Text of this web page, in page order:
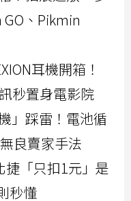
、Pikmin
耳機開箱！
秒置身電影院
」踩雷！電池循
良賣家手法
捷「只扣1元」是
秒懂